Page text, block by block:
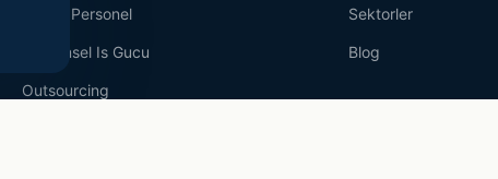
Maasli Personel
Donemsel Is Gucu
Outsourcing
Sektorler
Blog